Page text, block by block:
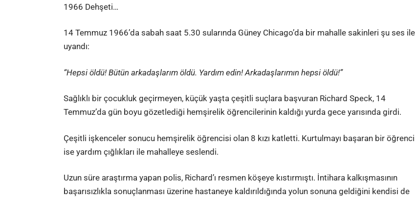
1966 Dehşeti…
14 Temmuz 1966’da sabah saat 5.30 sularında Güney Chicago’da bir mahalle sakinleri şu ses ile
uyandı:
“Hepsi öldü! Bütün arkadaşlarım öldü. Yardım edin! Arkadaşlarımın hepsi öldü!”
Sağlıklı bir çocukluk geçirmeyen, küçük yaşta çeşitli suçlara başvuran Richard Speck, 14
Temmuz’da gün boyu gözetlediği hemşirelik öğrencilerinin kaldığı yurda gece yarısında girdi.
Çeşitli işkenceler sonucu hemşirelik öğrencisi olan 8 kızı katletti. Kurtulmayı başaran bir öğrenci
ise yardım çığlıkları ile mahalleye seslendi.
Uzun süre araştırma yapan polis, Richard’ı resmen köşeye kıstırmıştı. İntihara kalkışmasının
başarısızlıkla sonuçlanması üzerine hastaneye kaldırıldığında yolun sonuna geldiğini kendisi de